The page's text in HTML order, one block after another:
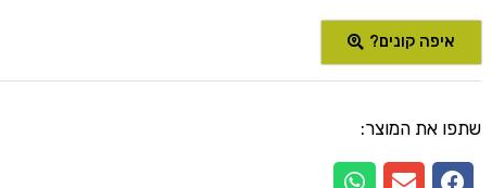
איפה קונים?
שתפו את המוצר: